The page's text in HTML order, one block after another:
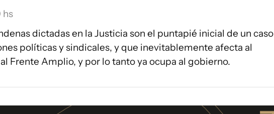
hs
dictadas en la Justicia son el puntapié inicial de un caso
políticas y sindicales, y que inevitablemente afecta al
Frente Amplio, y por lo tanto ya ocupa al gobierno.